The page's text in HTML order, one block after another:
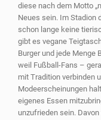
diese nach dem Motto
Neues sein. Im Stadion
schon lange keine
gibt es vegane
Burger und jede Menge
weil Fußball-Fans –
mit Tradition verbinden
Modeerscheinungen
eigenes Essen
unzufrieden sein.